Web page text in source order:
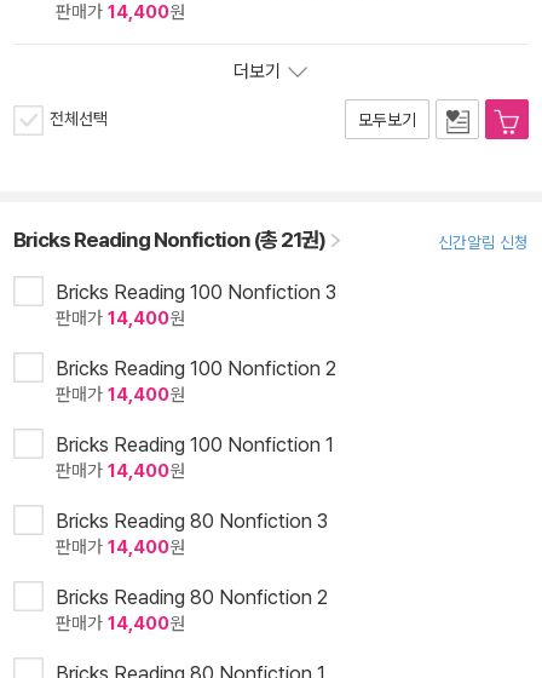
판매가 14,400원
더보기
전체선택 모두보기
Bricks Reading Nonfiction (총 21권) 신간알림 신청
Bricks Reading 100 Nonfiction 3
판매가 14,400원
Bricks Reading 100 Nonfiction 2
판매가 14,400원
Bricks Reading 100 Nonfiction 1
판매가 14,400원
Bricks Reading 80 Nonfiction 3
판매가 14,400원
Bricks Reading 80 Nonfiction 2
판매가 14,400원